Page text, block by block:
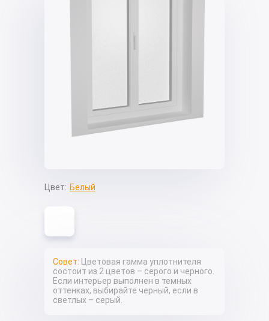
Совет: Цветовая гамма уплотнителя
состоит из 2 цветов – серого и черного.
Если интерьер выполнен в темных
оттенках, выбирайте черный, если в
светлых – серый.
Цвет: Белый